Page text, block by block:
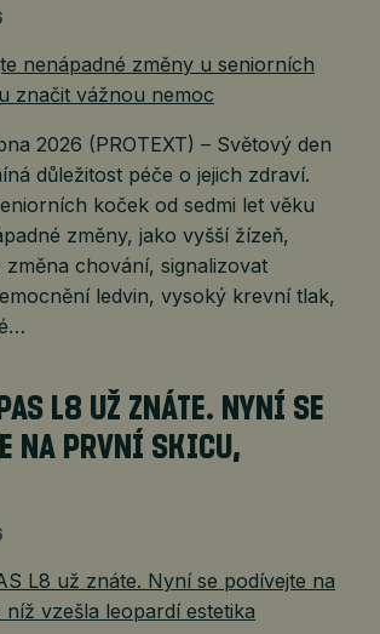
2026 (PROTEXT) – Světový den
důležitost péče o jejich zdraví.
koček od sedmi let věku
změny, jako vyšší žízeň,
chování, signalizovat
ledvin, vysoký krevní tlak,
L8 UŽ ZNÁTE. NYNÍ SE
NA PRVNÍ SKICU,